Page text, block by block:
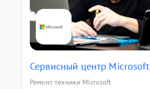
Сервисный центр Microsoft
Ремонт техники Microsoft